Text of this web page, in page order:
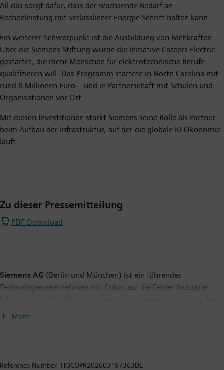
All das sorgt dafür, dass der wachsende Bedarf an
Rechenleistung mit verlässlicher Energie Schritt halten kann.
Ein weiterer Schwerpunkt ist die Ausbildung von Fachkräften.
Über die Siemens Stiftung wurde die Initiative Careers Electric
gestartet, die mehr Menschen für elektrotechnische Berufe
qualifizieren will. Das Programm startete in North Carolina mit
rund 8 Millionen Euro – und in Partnerschaft mit Schulen und
Organisationen vor Ort.
Mit diesen Investitionen stärkt Siemens seine Rolle als Partner
beim Aufbau der Infrastruktur, auf der die globale KI-Ökonomie
läuft.
Zu dieser Pressemitteilung
PDF Download
Siemens AG (Berlin und München) ist ein führendes
Technologieunternehmen mit Fokus auf die Felder Industrie,
Mehr
Reference Number: HQCOPR202603197363DE